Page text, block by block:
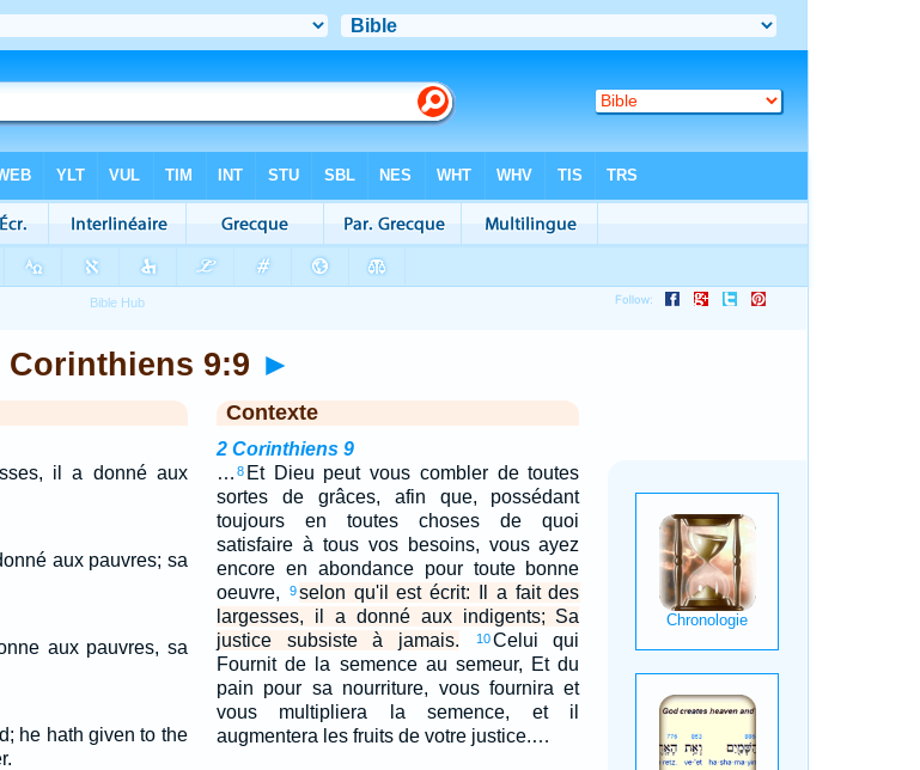
Corinthiens 9:9 ►
il a donné aux
aux pauvres; sa
aux pauvres, sa
he hath given to the
Contexte
2 Corinthiens 9
… 8 Et Dieu peut vous combler de toutes
sortes de grâces, afin que, possédant
toujours en toutes choses de quoi
satisfaire à tous vos besoins, vous ayez
encore en abondance pour toute bonne
oeuvre,
9selon qu'il est écrit: Il a fait des
largesses, il a donné aux indigents; Sa
justice subsiste à jamais.
10Celui qui
Fournit de la semence au semeur, Et du
pain pour sa nourriture, vous fournira et
vous multipliera la semence, et il
augmentera les fruits de votre justice.…